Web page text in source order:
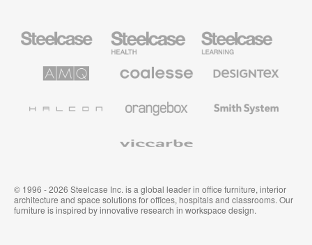
Health
Mobilier
pour
secteur
Solutions
Mobilier
Premium
Textiles
Muraux
System
© 1996 - 2026 Steelcase Inc. is a global leader in office furniture, interior
architecture and space solutions for offices, hospitals and classrooms. Our
furniture is inspired by innovative research in workspace design.